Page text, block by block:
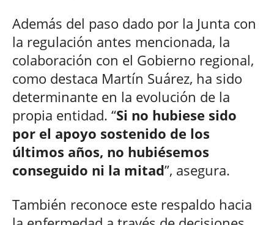
Además del paso dado por la Junta con
la regulación antes mencionada, la
colaboración con el Gobierno regional,
como destaca Martín Suárez, ha sido
determinante en la evolución de la
propia entidad. “Si no hubiese sido
por el apoyo sostenido de los
últimos años, no hubiésemos
conseguido ni la mitad”, asegura.
También reconoce este respaldo hacia